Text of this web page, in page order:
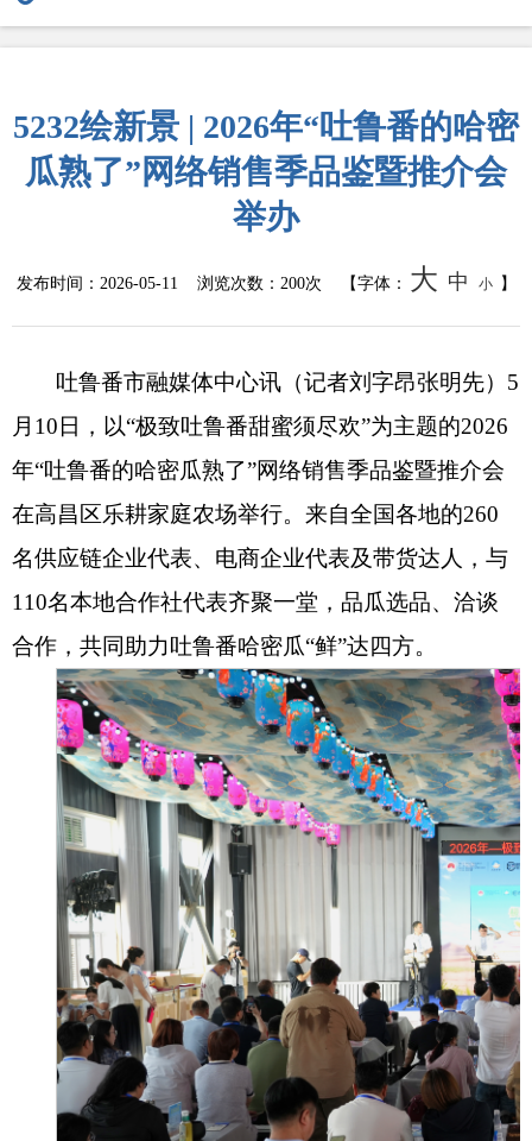
公共企事业信息
公共监管
食药安全
生产安全
质量监督
自然资源
市场监管
应急管理
消防救援
重大建设项目批准和实施
公共资源交易和配置
社会公益事业建设
行政执法（事前公示）
行政执法（事后公布）
5232绘新景 | 2026年“吐鲁番的哈密
瓜熟了”网络销售季品鉴暨推介会
举办
发布时间： 2026-05-11 浏览次数： 200次 【字体： 大 中 小 】
吐鲁番市融媒体中心讯（记者刘字昂张明先）5
月10日，以“极致吐鲁番甜蜜须尽欢”为主题的2026
年“吐鲁番的哈密瓜熟了”网络销售季品鉴暨推介会
在高昌区乐耕家庭农场举行。来自全国各地的260
名供应链企业代表、电商企业代表及带货达人，与
110名本地合作社代表齐聚一堂，品瓜选品、洽谈
合作，共同助力吐鲁番哈密瓜“鲜”达四方。